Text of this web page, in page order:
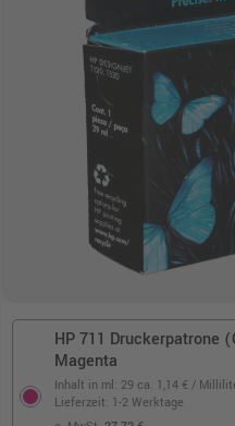
HP 711 Druckerpatrone
Magenta
Inhalt in ml: 29 ca. 1,14 € /
Lieferzeit: 1-2 Werktage